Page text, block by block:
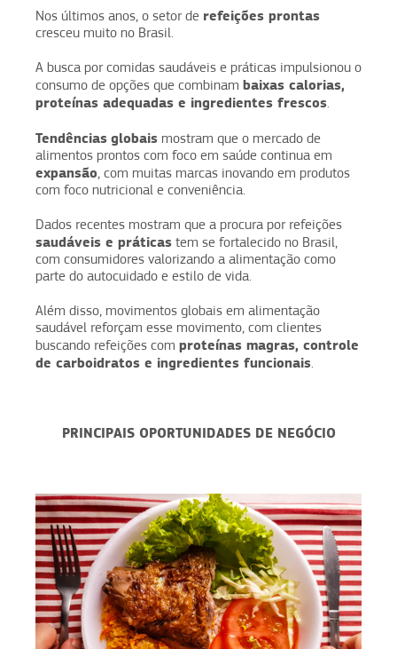
Nos últimos anos, o setor de refeições prontas
cresceu muito no Brasil.
A busca por comidas saudáveis e práticas impulsionou o
consumo de opções que combinam baixas calorias,
proteínas adequadas e ingredientes frescos.
Tendências globais mostram que o mercado de
alimentos prontos com foco em saúde continua em
expansão, com muitas marcas inovando em produtos
com foco nutricional e conveniência.
Dados recentes mostram que a procura por refeições
saudáveis e práticas tem se fortalecido no Brasil,
com consumidores valorizando a alimentação como
parte do autocuidado e estilo de vida.
Além disso, movimentos globais em alimentação
saudável reforçam esse movimento, com clientes
buscando refeições com proteínas magras, controle
de carboidratos e ingredientes funcionais.
PRINCIPAIS OPORTUNIDADES DE NEGÓCIO